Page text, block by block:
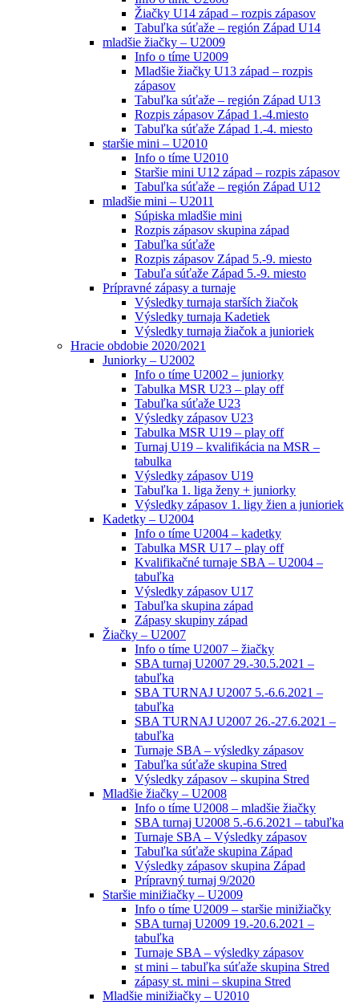
Žiačky U14 západ – rozpis zápasov
Tabuľka súťaže – región Západ U14
mladšie žiačky – U2009
Info o tíme U2009
Mladšie žiačky U13 západ – rozpis
zápasov
Tabuľka súťaže – región Západ U13
Rozpis zápasov Západ 1.-4.miesto
Tabuľka súťaže Západ 1.-4. miesto
staršie mini – U2010
Info o tíme U2010
Staršie mini U12 západ – rozpis zápasov
Tabuľka súťaže – región Západ U12
mladšie mini – U2011
Súpiska mladšie mini
Rozpis zápasov skupina západ
Tabuľka súťaže
Rozpis zápasov Západ 5.-9. miesto
Tabuľa súťaže Západ 5.-9. miesto
Prípravné zápasy a turnaje
Výsledky turnaja starších žiačok
Výsledky turnaja Kadetiek
Výsledky turnaja žiačok a junioriek
Hracie obdobie 2020/2021
Juniorky – U2002
Info o tíme U2002 – juniorky
Tabulka MSR U23 – play off
Tabuľka súťaže U23
Výsledky zápasov U23
Tabulka MSR U19 – play off
Turnaj U19 – kvalifikácia na MSR –
tabulka
Výsledky zápasov U19
Tabuľka 1. liga ženy + juniorky
Výsledky zápasov 1. ligy žien a junioriek
Kadetky – U2004
Info o tíme U2004 – kadetky
Tabulka MSR U17 – play off
Kvalifikačné turnaje SBA – U2004 –
tabuľka
Výsledky zápasov U17
Tabuľka skupina západ
Zápasy skupiny západ
Žiačky – U2007
Info o tíme U2007 – žiačky
SBA turnaj U2007 29.-30.5.2021 –
tabuľka
SBA TURNAJ U2007 5.-6.6.2021 –
tabuľka
SBA TURNAJ U2007 26.-27.6.2021 –
tabuľka
Turnaje SBA – výsledky zápasov
Tabuľka súťaže skupina Stred
Výsledky zápasov – skupina Stred
Mladšie žiačky – U2008
Info o tíme U2008 – mladšie žiačky
SBA turnaj U2008 5.-6.6.2021 – tabuľka
Turnaje SBA – Výsledky zápasov
Tabuľka súťaže skupina Západ
Výsledky zápasov skupina Západ
Prípravný turnaj 9/2020
Staršie minižiačky – U2009
Info o tíme U2009 – staršie minižiačky
SBA turnaj U2009 19.-20.6.2021 –
tabuľka
Turnaje SBA – výsledky zápasov
st mini – tabuľka súťaže skupina Stred
zápasy st. mini – skupina Stred
Mladšie minižiačky – U2010